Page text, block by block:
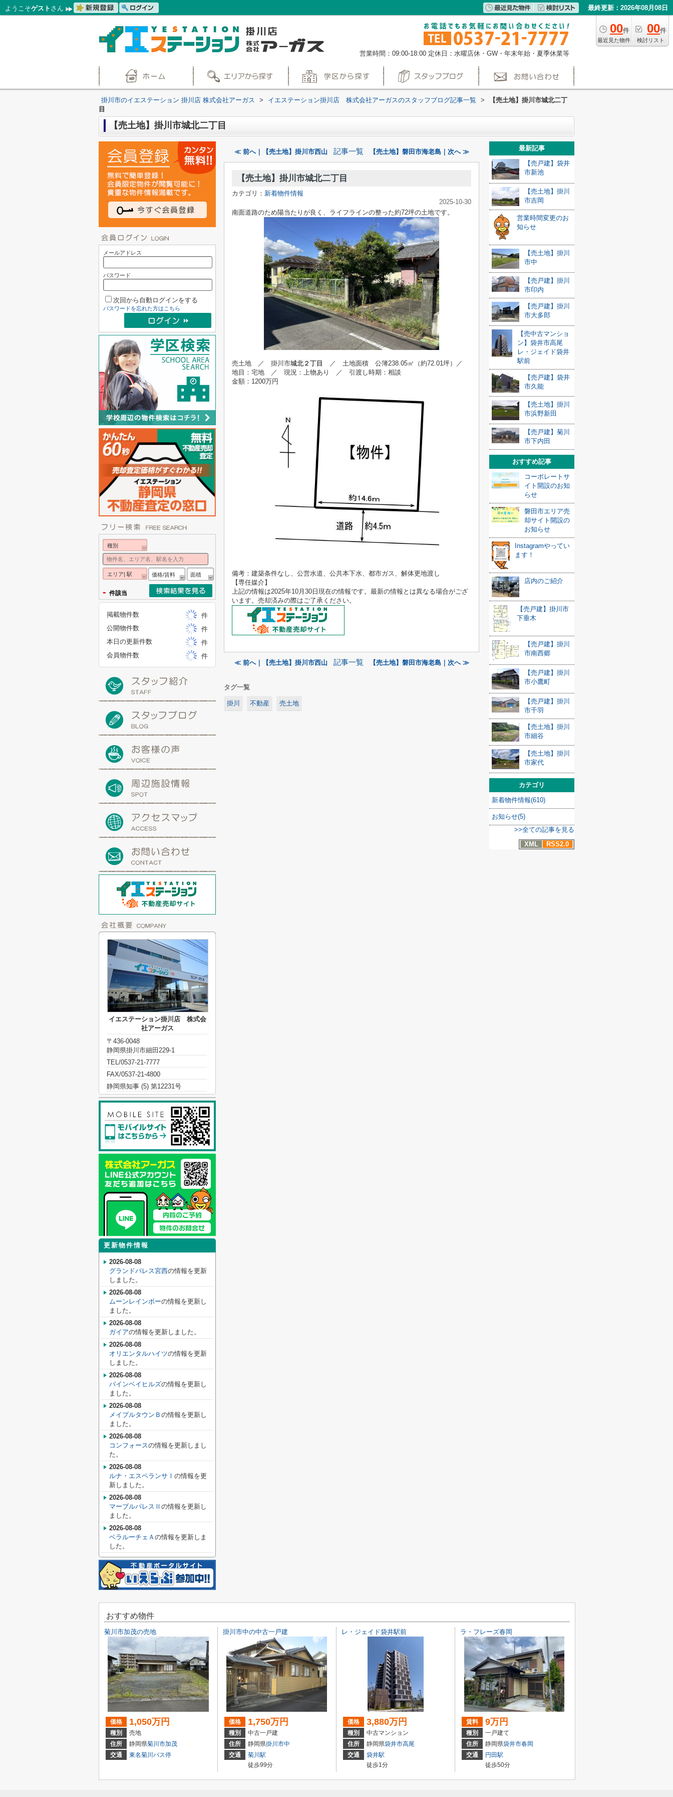
ようこそゲスト さん 最終更新：2026年08月08日
00件
最近見た物件
00件
検討リスト
営業時間：09:00-18:00 定休日：水曜店休・GW・年末年始・夏季休業等
掛川市のイエステーション 掛川店 株式会社アーガス > イエステーション掛川店 株式会社アーガスのスタッフブログ記事一覧 >
【売土地】掛川市城北二丁
目
【売土地】掛川市城北二丁目
≪ 前へ｜【売土地】掛川市西山 記事一覧 【売土地】磐田市海老島｜次へ ≫
【売土地】掛川市城北二丁目
カテゴリ： 新着物件情報
2025-10-30
南面道路のため陽当たりが良く、ライフラインの整った約72坪の土地です。
売土地 ／ 掛川市城北２丁目 ／ 土地面積 公簿238.05㎡（約72.01坪）
／
地目：宅地 ／ 現況：上物あり ／ 引渡し時期：相談
金額：1200万円
備考： 建築条件なし、公営水道、公共本下水、都市ガス、解体更地渡し
【専任媒介】
上記の情報は2025年10月30 日現在の情報です。最新の情報とは異なる場合がござ
います。売却済みの際はご了承ください。
≪ 前へ｜【売土地】掛川市西山 記事一覧 【売土地】磐田市海老島｜次へ ≫
タグ一覧
掛川 不動産 売土地
最新記事
【売戸建】袋井
市新池
【売土地】掛川
市吉岡
営業時間変更のお
知らせ
【売土地】掛川
市中
【売戸建】掛川
市印内
【売戸建】掛川
市大多郎
【売中古マンショ
ン】袋井市高尾
レ・ジェイド袋井
駅前
【売戸建】袋井
市久能
【売土地】掛川
市浜野新田
【売戸建】菊川
市下内田
おすすめ記事
コーポレートサ
イト開設のお知
らせ
磐田市エリア売
却サイト開設の
お知らせ
Instagramやってい
ます！
店内のご紹介
【売戸建】掛川市
下垂木
【売戸建】掛川
市南西郷
【売戸建】掛川
市小鷹町
【売戸建】掛川
市千羽
【売土地】掛川
市細谷
【売土地】掛川
市家代
カテゴリ
新着物件情報(610)
お知らせ(5)
>>全ての記事を見る
XML
RSS2.0
メールアドレス
パスワード
次回から自動ログインをする
パスワードを忘れた方はこちら
種別
エリア| 駅 価格/賃料 面積
- 件該当
掲載物件数
件
公開物件数
件
本日の更新件数
件
会員物件数
件
イエステーション掛川店 株式会
社アーガス
〒436-0048
静岡県掛川市細田229-1
TEL/0537-21-7777
FAX/0537-21-4800
静岡県知事 (5) 第12231号
更新物件情報
2026-08-08
グランドパレス宮西の情報を更新
しました。
2026-08-08
ムーンレインボーの情報を更新し
ました。
2026-08-08
ガイアの情報を更新しました。
2026-08-08
オリエンタルハイツの情報を更新
しました。
2026-08-08
パインベイヒルズの情報を更新し
ました。
2026-08-08
メイプルタウンＢ の情報を更新し
ました。
2026-08-08
コンフォースの情報を更新しまし
た。
2026-08-08
ルナ・エスペランサⅠ の情報を更
新しました。
2026-08-08
マーブルパレスⅡ の情報を更新し
ました。
2026-08-08
ベラルーチェＡ の情報を更新しま
した。
おすすめ物件
菊川市加茂の売地
価格 1,050万円
種別
売地
住所
静岡県菊川市加茂
交通
東名菊川バス停
掛川市中の中古一戸建
価格 1,750万円
種別
中古一戸建
住所
静岡県掛川市中
交通
菊川駅
徒歩99分
レ・ジェイド袋井駅前
価格 3,880万円
種別
中古マンション
住所
静岡県袋井市高尾
交通
袋井駅
徒歩1分
ラ・フレーズ春岡
賃料 9万円
種別
一戸建て
住所
静岡県袋井市春岡
交通
円田駅
徒歩50分